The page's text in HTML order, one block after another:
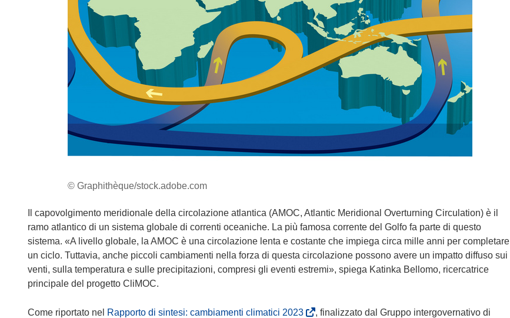
© Graphithèque/stock.adobe.com
Il capovolgimento meridionale della circolazione atlantica (AMOC, Atlantic Meridional Overturning Circulation) è il
ramo atlantico di un sistema globale di correnti oceaniche. La più famosa corrente del Golfo fa parte di questo
sistema. «A livello globale, la AMOC è una circolazione lenta e costante che impiega circa mille anni per completare
un ciclo. Tuttavia, anche piccoli cambiamenti nella forza di questa circolazione possono avere un impatto diffuso sui
venti, sulla temperatura e sulle precipitazioni, compresi gli eventi estremi», spiega Katinka Bellomo, ricercatrice
principale del progetto CliMOC.
Come riportato nel Rapporto di sintesi: cambiamenti climatici 2023(
, finalizzato dal Gruppo intergovernativo di